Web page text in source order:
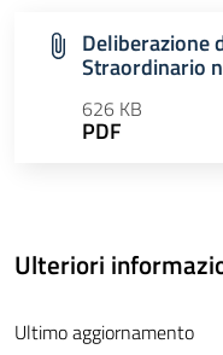
Deliberazione
Straordinario
626 KB
PDF
Ulteriori
Ultimo aggiornamento